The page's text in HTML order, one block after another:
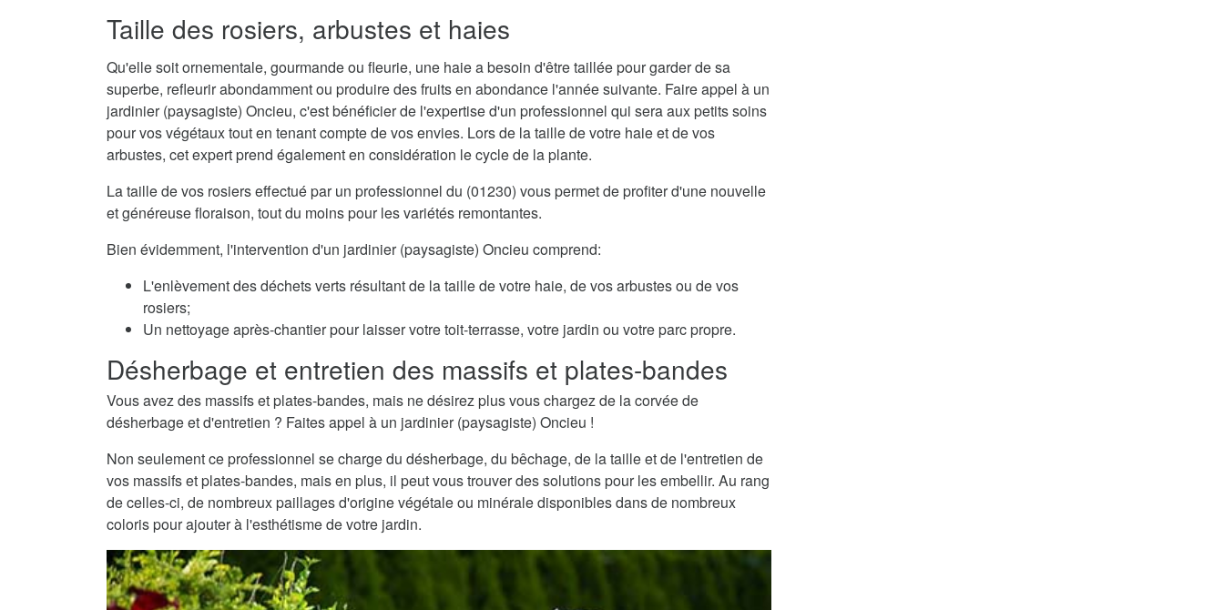
Taille des rosiers, arbustes et haies
Qu'elle soit ornementale, gourmande ou fleurie, une haie a besoin d'être taillée pour garder de sa
superbe, refleurir abondamment ou produire des fruits en abondance l'année suivante. Faire appel à un
jardinier (paysagiste) Oncieu, c'est bénéficier de l'expertise d'un professionnel qui sera aux petits soins
pour vos végétaux tout en tenant compte de vos envies. Lors de la taille de votre haie et de vos
arbustes, cet expert prend également en considération le cycle de la plante.
La taille de vos rosiers effectué par un professionnel du (01230) vous permet de profiter d'une nouvelle
et généreuse floraison, tout du moins pour les variétés remontantes.
Bien évidemment, l'intervention d'un jardinier (paysagiste) Oncieu comprend:
L'enlèvement des déchets verts résultant de la taille de votre haie, de vos arbustes ou de vos
rosiers;
Un nettoyage après-chantier pour laisser votre toit-terrasse, votre jardin ou votre parc propre.
Désherbage et entretien des massifs et plates-bandes
Vous avez des massifs et plates-bandes, mais ne désirez plus vous chargez de la corvée de
désherbage et d'entretien ? Faites appel à un jardinier (paysagiste) Oncieu !
Non seulement ce professionnel se charge du désherbage, du bêchage, de la taille et de l'entretien de
vos massifs et plates-bandes, mais en plus, il peut vous trouver des solutions pour les embellir. Au rang
de celles-ci, de nombreux paillages d'origine végétale ou minérale disponibles dans de nombreux
coloris pour ajouter à l'esthétisme de votre jardin.